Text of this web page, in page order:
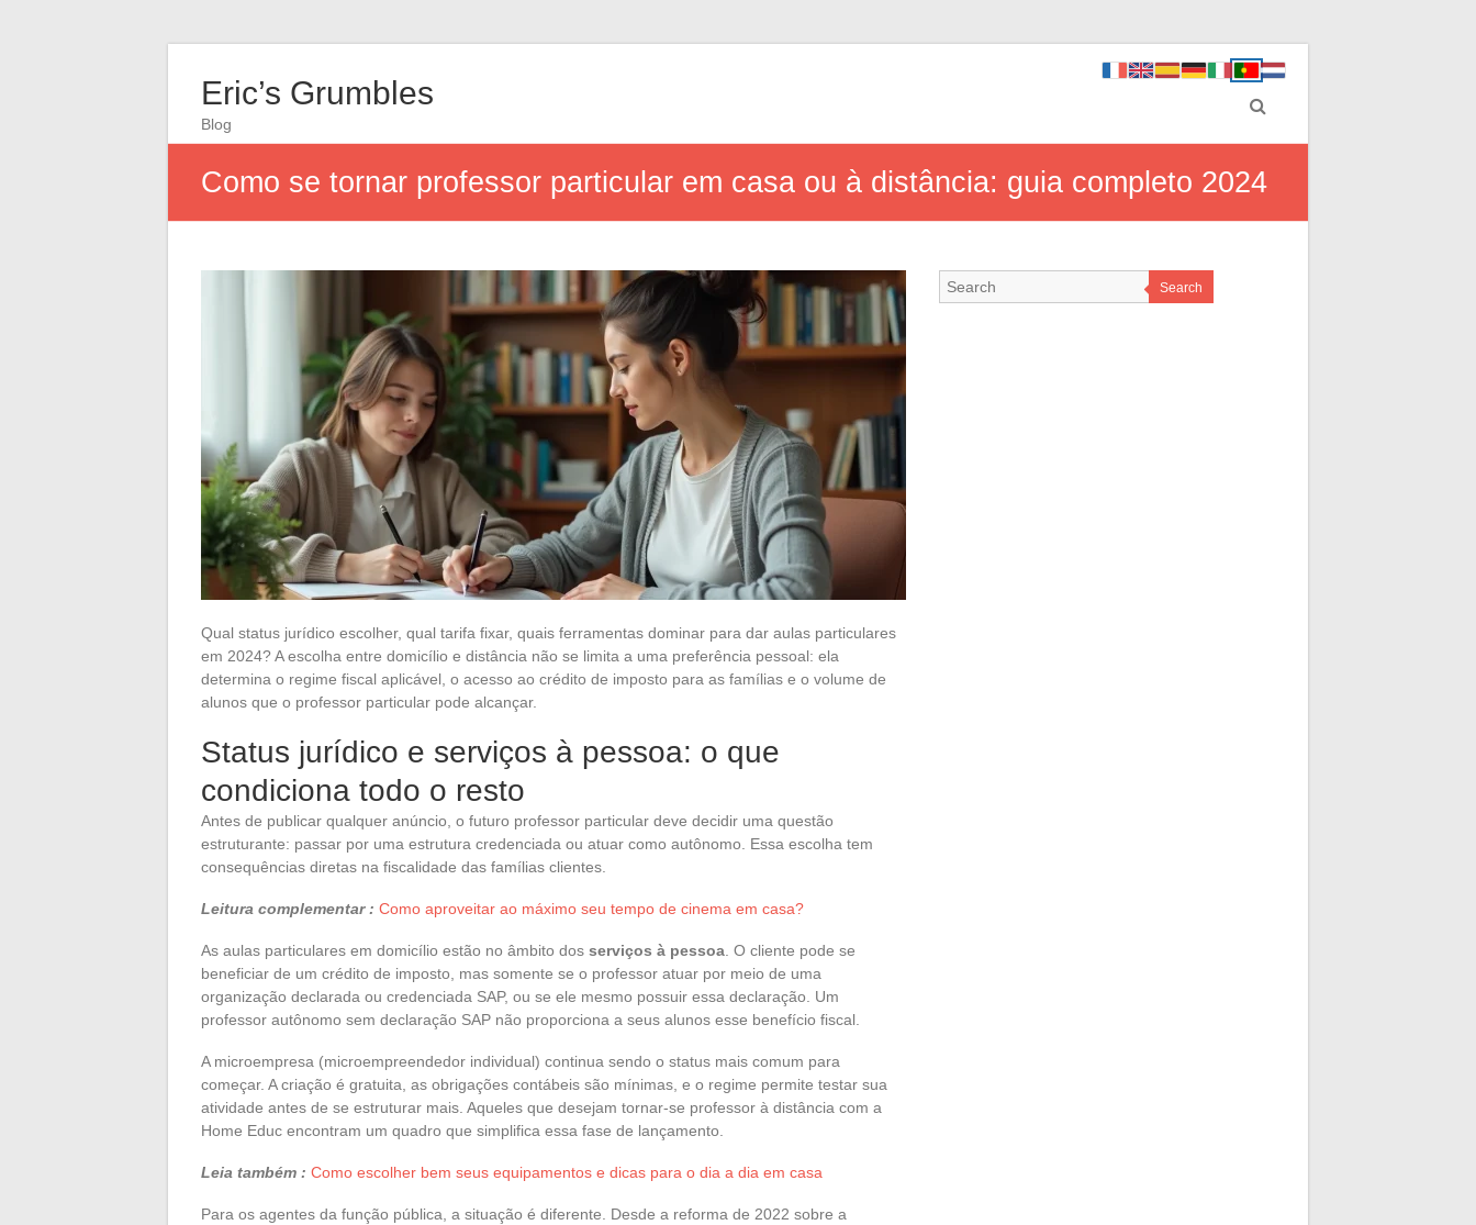
Eric’s Grumbles
Blog
Como se tornar professor particular em casa ou à distância: guia completo 2024
Qual status jurídico escolher, qual tarifa fixar, quais ferramentas dominar para dar aulas particulares
em 2024? A escolha entre domicílio e distância não se limita a uma preferência pessoal: ela
determina o regime fiscal aplicável, o acesso ao crédito de imposto para as famílias e o volume de
alunos que o professor particular pode alcançar.
Status jurídico e serviços à pessoa: o que
condiciona todo o resto
Antes de publicar qualquer anúncio, o futuro professor particular deve decidir uma questão
estruturante: passar por uma estrutura credenciada ou atuar como autônomo. Essa escolha tem
consequências diretas na fiscalidade das famílias clientes.
Leitura complementar : Como aproveitar ao máximo seu tempo de cinema em casa?
As aulas particulares em domicílio estão no âmbito dos serviços à pessoa . O cliente pode se
beneficiar de um crédito de imposto, mas somente se o professor atuar por meio de uma
organização declarada ou credenciada SAP, ou se ele mesmo possuir essa declaração. Um
professor autônomo sem declaração SAP não proporciona a seus alunos esse benefício fiscal.
A microempresa (microempreendedor individual) continua sendo o status mais comum para
começar. A criação é gratuita, as obrigações contábeis são mínimas, e o regime permite testar sua
atividade antes de se estruturar mais. Aqueles que desejam tornar-se professor à distância com a
Home Educ encontram um quadro que simplifica essa fase de lançamento.
Leia também : Como escolher bem seus equipamentos e dicas para o dia a dia em casa
Para os agentes da função pública, a situação é diferente. Desde a reforma de 2022 sobre a
Search